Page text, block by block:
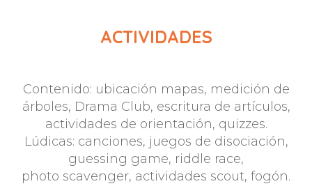
ACTIVIDADES
Contenido: ubicación mapas, medición de
árboles, Drama Club, escritura de artículos,
actividades de orientación, quizzes.
Lúdicas: canciones, juegos de disociación,
guessing game, riddle race,
photo scavenger, actividades scout, fogón.